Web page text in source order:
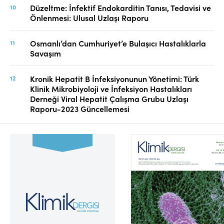
Düzeltme: İnfektif Endokarditin Tanısı, Tedavisi ve
Önlenmesi: Ulusal Uzlaşı Raporu
Osmanlı’dan Cumhuriyet’e Bulaşıcı Hastalıklarla
Savaşım
Kronik Hepatit B İnfeksiyonunun Yönetimi: Türk
Klinik Mikrobiyoloji ve İnfeksiyon Hastalıkları
Derneği Viral Hepatit Çalışma Grubu Uzlaşı
Raporu-2023 Güncellemesi